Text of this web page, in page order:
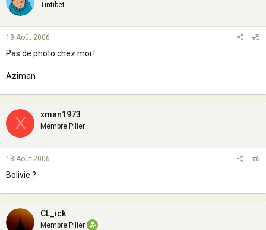
Tintibet
18 Août 2006 #5
Pas de photo chez moi !
Aziman
X xman1973
Membre Pilier
18 Août 2006 #6
Bolivie ?
CL_ick
Membre Pilier